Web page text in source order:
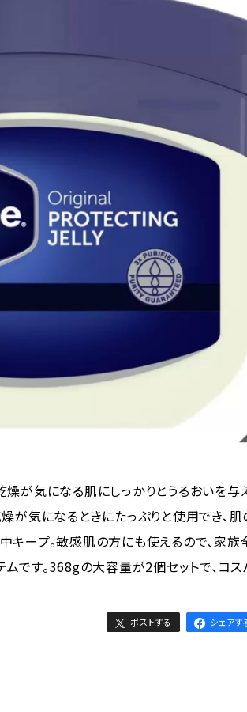
燥が気になる肌にしっかりとうるおいを与
が気になるときにたっぷりと使用でき、肌
キープ。敏感肌の方にも使えるので、家族
です。368gの大容量が2個セットで、コス
ポストする シェアす